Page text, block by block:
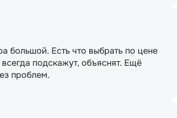
большой. Есть что выбрать по цене
подскажут, объяснят. Ещё
проблем.